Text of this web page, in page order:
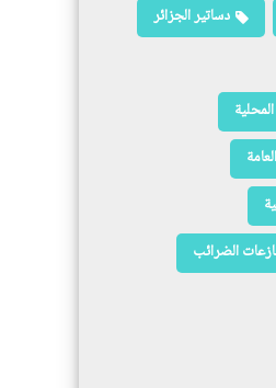
دساتير الجزائر
الضرائب